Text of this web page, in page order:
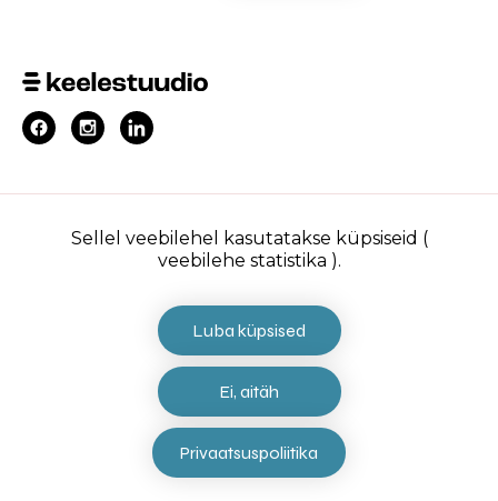
grupiõpeSellel veebilehel kasutatakse küpsiseid (
veebilehe statistika ).
Luba küpsised
Ei, aitäh
Privaatsuspoliitika